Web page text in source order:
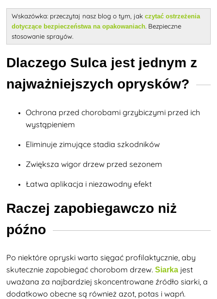
Wskazówka: przeczytaj nasz blog o tym, jakczytać ostrzeżenia
dotyczące bezpieczeństwa na opakowaniach. Bezpieczne
stosowanie sprayów.
Dlaczego Sulca jest jednym z
najważniejszych oprysków?
Ochrona przed chorobami grzybiczymi przed ich
wystąpieniem
Eliminuje zimujące stadia szkodników
Zwiększa wigor drzew przed sezonem
Łatwa aplikacja i niezawodny efekt
Raczej zapobiegawczo niż
późno
Po niektóre opryski warto sięgać profilaktycznie, aby
skutecznie zapobiegać chorobom drzew.Siarka jest
uważana za najbardziej skoncentrowane źródło siarki, a
dodatkowo obecne są również azot, potas i wapń.